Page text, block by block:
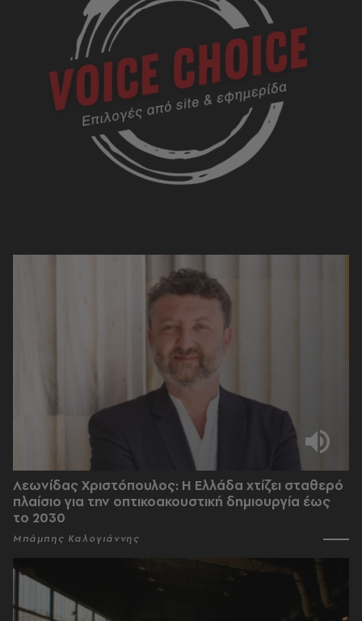
Λεωνίδας Χριστόπουλος: Η Ελλάδα χτίζει σταθερό
πλαίσιο για την οπτικοακουστική δημιουργία έως
το 2030
Μπάμπης Καλογιάννης